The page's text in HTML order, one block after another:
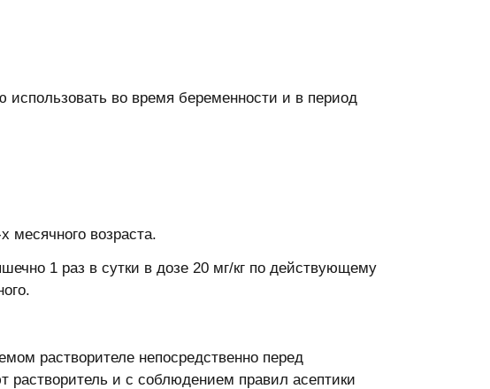
во время беременности и в период
возраста.
1 раз в сутки в дозе 20 мг/кг по действующему
растворителе непосредственно перед
и с соблюдением правил асептики